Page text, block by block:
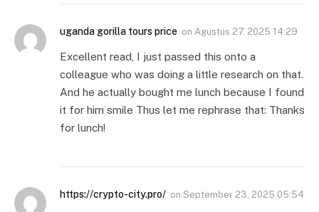
uganda gorilla tours price on Agustus 27, 2025 14:29
Excellent read, I just passed this onto a
colleague who was doing a little research on that.
And he actually bought me lunch because I found
it for him smile Thus let me rephrase that: Thanks
for lunch!
https://crypto-city.pro/ on September 23, 2025 05:54